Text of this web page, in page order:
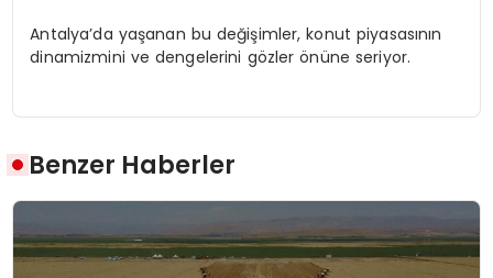
Antalya’da yaşanan bu değişimler, konut piyasasının
dinamizmini ve dengelerini gözler önüne seriyor.
Benzer Haberler